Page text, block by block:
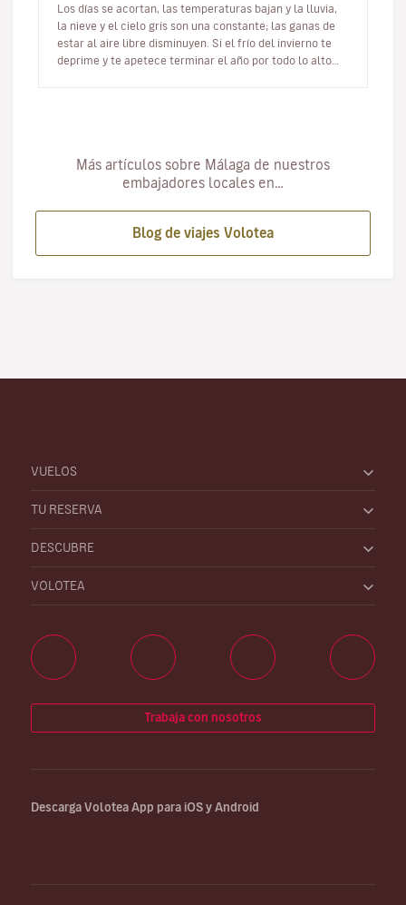
Los días se acortan, las temperaturas bajan y la lluvia,
la nieve y el cielo gris son una constante; las ganas de
estar al aire libre disminuyen. Si el frío del invierno te
deprime y te apetece terminar el año por todo lo alto
Más artículos sobre Málaga de nuestros
embajadores locales en…
Blog de viajes Volotea
VUELOS
TU RESERVA
DESCUBRE
VOLOTEA
Trabaja con nosotros
Descarga Volotea App para iOS y Android